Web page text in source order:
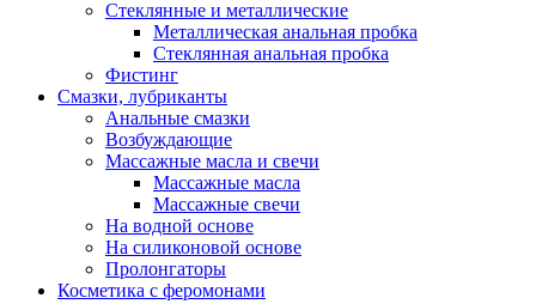
Стеклянные и металлические
Металлическая анальная пробка
Стеклянная анальная пробка
Фистинг
Смазки, лубриканты
Анальные смазки
Возбуждающие
Массажные масла и свечи
Массажные масла
Массажные свечи
На водной основе
На силиконовой основе
Пролонгаторы
Косметика с феромонами